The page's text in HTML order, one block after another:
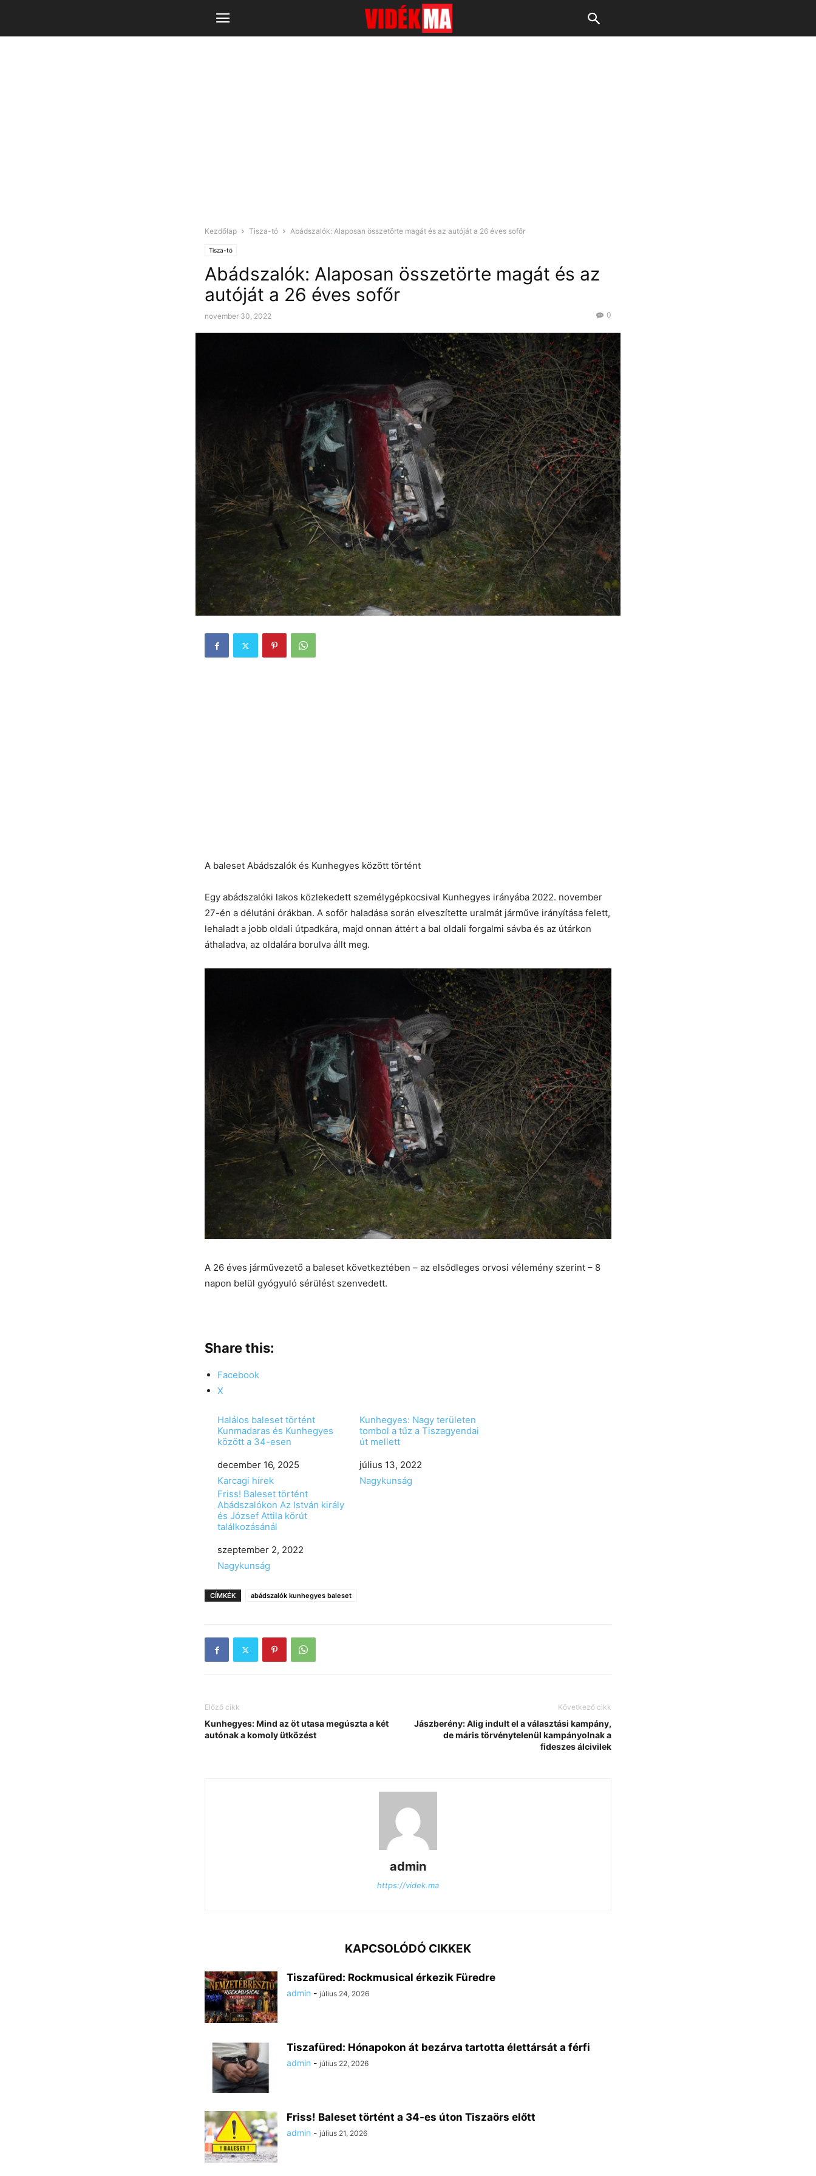
Kezdőlap Tisza-tó Abádszalók: Alaposan összetörte magát és az autóját a 26 éves sofőr
Tisza-tó
Abádszalók: Alaposan összetörte magát és az
autóját a 26 éves sofőr
november 30, 2022 0
A baleset Abádszalók és Kunhegyes között történt
Egy abádszalóki lakos közlekedett személygépkocsival Kunhegyes irányába 2022. november
27-én a délutáni órákban. A sofőr haladása során elveszítette uralmát járműve irányítása felett,
lehaladt a jobb oldali útpadkára, majd onnan áttért a bal oldali forgalmi sávba és az útárkon
áthaladva, az oldalára borulva állt meg.
A 26 éves járművezető a baleset következtében – az elsődleges orvosi vélemény szerint – 8
napon belül gyógyuló sérülést szenvedett.
Share this:
Facebook
X
Halálos baleset történt
Kunmadaras és Kunhegyes
között a 34-esen
Date
december 16, 2025
In relation to
Karcagi hírek
Kunhegyes: Nagy területen
tombol a tűz a Tiszagyendai
út mellett
Date
július 13, 2022
In relation to
Nagykunság
Friss! Baleset történt
Abádszalókon Az István király
és József Attila körút
találkozásánál
Date
szeptember 2, 2022
In relation to
Nagykunság
CÍMKÉK abádszalók kunhegyes baleset
Előző cikk
Kunhegyes: Mind az öt utasa megúszta a két
autónak a komoly ütközést
Következő cikk
Jászberény: Alig indult el a választási kampány,
de máris törvénytelenül kampányolnak a
fideszes álcivilek
admin
https://videk.ma
KAPCSOLÓDÓ CIKKEK
Tiszafüred: Rockmusical érkezik Füredre
admin - július 24, 2026
Tiszafüred: Hónapokon át bezárva tartotta élettársát a férfi
admin - július 22, 2026
Friss! Baleset történt a 34-es úton Tiszaörs előtt
admin - július 21, 2026